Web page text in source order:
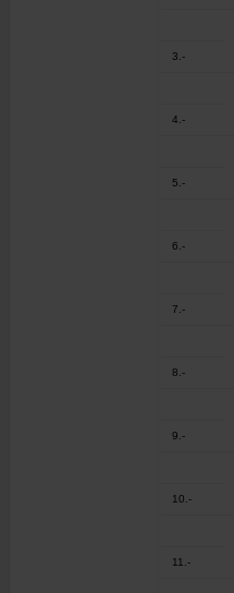
3.-
4.-
5.-
6.-
7.-
8.-
9.-
10.-
11.-